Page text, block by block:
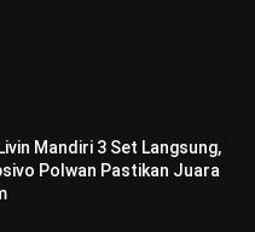
Mandiri 3 Set Langsung,
Polwan Pastikan Juara